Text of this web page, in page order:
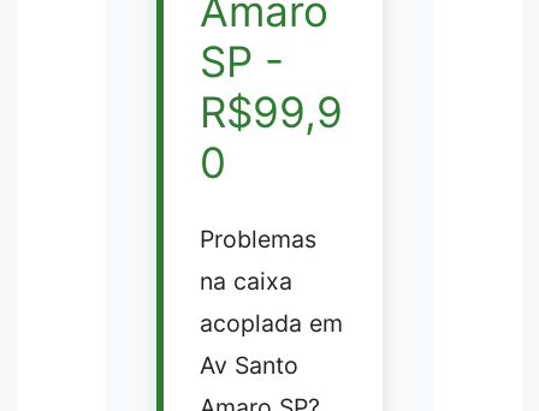
Amaro
SP -
R$99,9
0
Problemas
na caixa
acoplada em
Av Santo